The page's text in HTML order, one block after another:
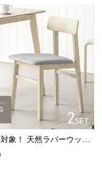
するほどの粉
らない
の水しぶきに
影響がない
象！ 天然ラバーウッド
ングチェア2脚セット